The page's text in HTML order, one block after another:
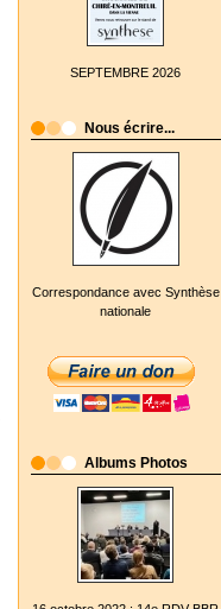
SEPTEMBRE 2026
Nous écrire...
Correspondance avec Synthèse
nationale
Albums Photos